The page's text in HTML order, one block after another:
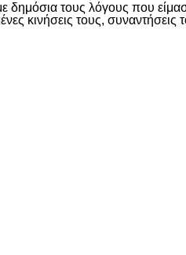
τους λόγους που
τους, συναντήσεις